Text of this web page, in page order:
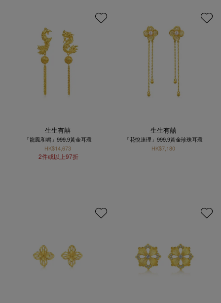
生生有囍
「龍鳳和鳴」999.9黃金耳環
HK$14,673
2件或以上97折
生生有囍
「花悅連理」999.9黃金珍珠耳環
HK$7,180